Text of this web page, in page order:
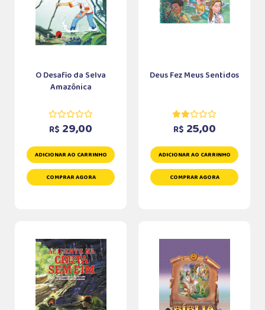
O Desafio da Selva
Amazônica
R$ 29,00
ADICIONAR AO CARRINHO
COMPRAR AGORA
Deus Fez Meus Sentidos
R$ 25,00
ADICIONAR AO CARRINHO
COMPRAR AGORA